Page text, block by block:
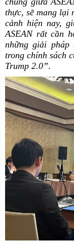
thực, sẽ mang lại
cảnh hiện nay,
ASEAN rất cần
những giải pháp
trong chính sách
Trump 2.0”.